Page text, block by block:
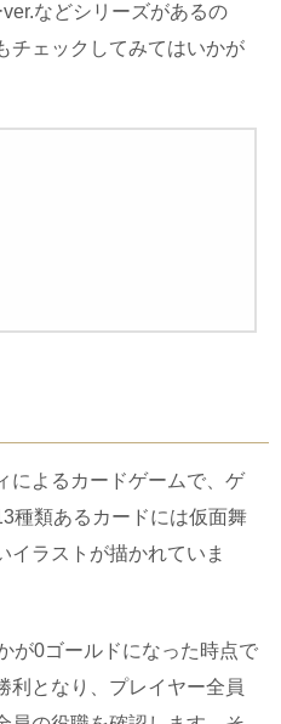
などシリーズがあるの
チェックしてみてはいかが
によるカードゲームで、ゲ
種類あるカードには仮面舞
イラストが描かれていま
が0ゴールドになった時点で
利となり、プレイヤー全員